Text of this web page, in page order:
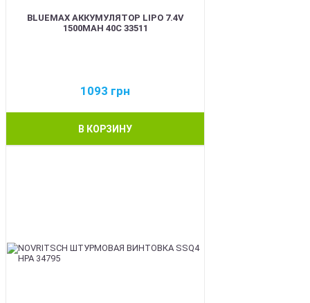
BLUEMAX АККУМУЛЯТОР LIPO 7.4V
1500MAH 40C 33511
1093 грн
В КОРЗИНУ